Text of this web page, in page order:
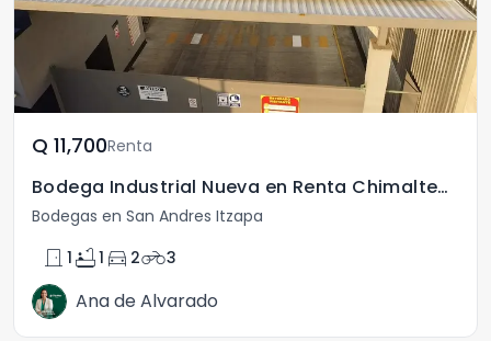
Q	11,700Renta
Bodega Industrial Nueva en Renta Chimaltenango
Bodegas en San Andres Itzapa
door_front 1 bathtub1 directions_car 2motorcycle3
Ana de Alvarado